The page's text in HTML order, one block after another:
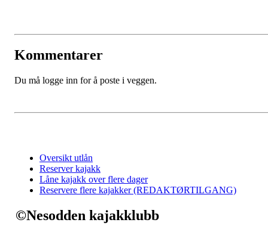
Kommentarer
Du må logge inn for å poste i veggen.
Oversikt utlån
Reserver kajakk
Låne kajakk over flere dager
Reservere flere kajakker (REDAKTØRTILGANG)
©Nesodden kajakklubb